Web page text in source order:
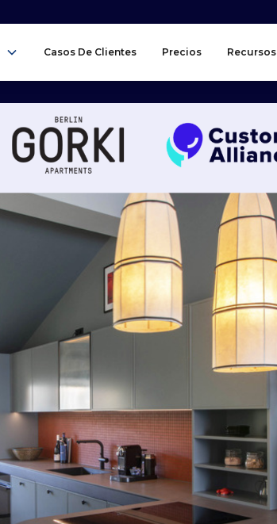
Casos De Clientes Precios Recursos